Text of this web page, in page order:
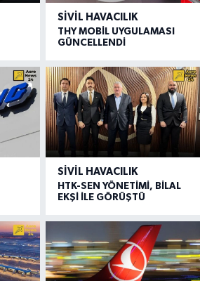
SIVIL HAVACILIK
THY MOBİL UYGULAMASI
GÜNCELLENDİ
SIVIL HAVACILIK
HTK-SEN YÖNETİMİ, BİLAL
EKŞİ İLE GÖRÜŞTÜ